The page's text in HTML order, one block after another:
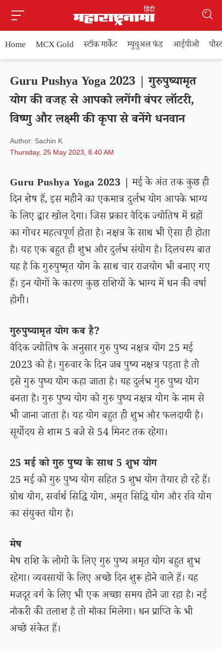
Home MCX Gold स्टॉक मार्केट म्युचुअल फंड आईपीओ
Guru Pushya Yoga 2023 | गुरुपुष्यामृत
योग की वजह से आपको लगेंगी बंपर लॉटरी,
विष्णु और लक्ष्मी की कृपा से बनेंगे धनवान
Author: Sachin K
Thursday, 25 May 2023, 8.40 AM
Guru Pushya Yoga 2023 | मई के अंत तक कुछ ही
दिन शेष हैं, इस महीने का एकमात्र दुर्लभ योग आपके भाग्य
के लिए द्वार खोल देगा। जिस प्रकार वैदिक ज्योतिष में ग्रहों
का गोचर महत्वपूर्ण होता है। नक्षत्र के साथ भी ऐसा ही होता
है। यह एक बहुत ही शुभ और दुर्लभ संयोग है। दिलचस्प बात
यह है कि गुरुपुष्मृत योग के साथ चार राजयोग भी बनाए गए
हैं। इन योगों के कारण कुछ राशियों के भाग्य में धन की वर्षा
होगी।
गुरुपुष्यामृत योग कब है?
वैदिक ज्योतिष के अनुसार गुरु पुष्य नक्षत्र योग 25 मई
2023 को है। गुरुवार के दिन जब पुष्य नक्षत्र पड़ता है तो
इसे गुरु पुष्य योग कहा जाता है। यह दुर्लभ गुरु पुष्य योग
बनता है। गुरु पुष्य योग को गुरु पुष्य नक्षत्र योग के नाम से
भी जाना जाता है। यह योग बहुत ही शुभ और फलदायी है।
सूर्योदय से शाम 5 बजे से 54 मिनट तक रहेगा।
25 मई को गुरु पुष्य के साथ 5 शुभ योग
25 मई को गुरु पुष्य योग सहित 5 शुभ योग तैयार हो रहे हैं।
ग्रोथ योग, सर्वार्थ सिद्धि योग, अमृत सिद्धि योग और रवि योग
का संयुक्त योग है।
मेष
मेष राशि के लोगो के लिए गुरु पुष्य अमृत योग बहुत शुभ
रहेगा। व्यवसायों के लिए अच्छे दिन शुरू होने वाले हैं। यह
मजदूर वर्ग के लिए भी एक अच्छा समय होने जा रहा है। नई
नौकरी की तलाश है तो मौका मिलेगा। धन प्राप्ति के भी
अच्छे संकेत हैं।